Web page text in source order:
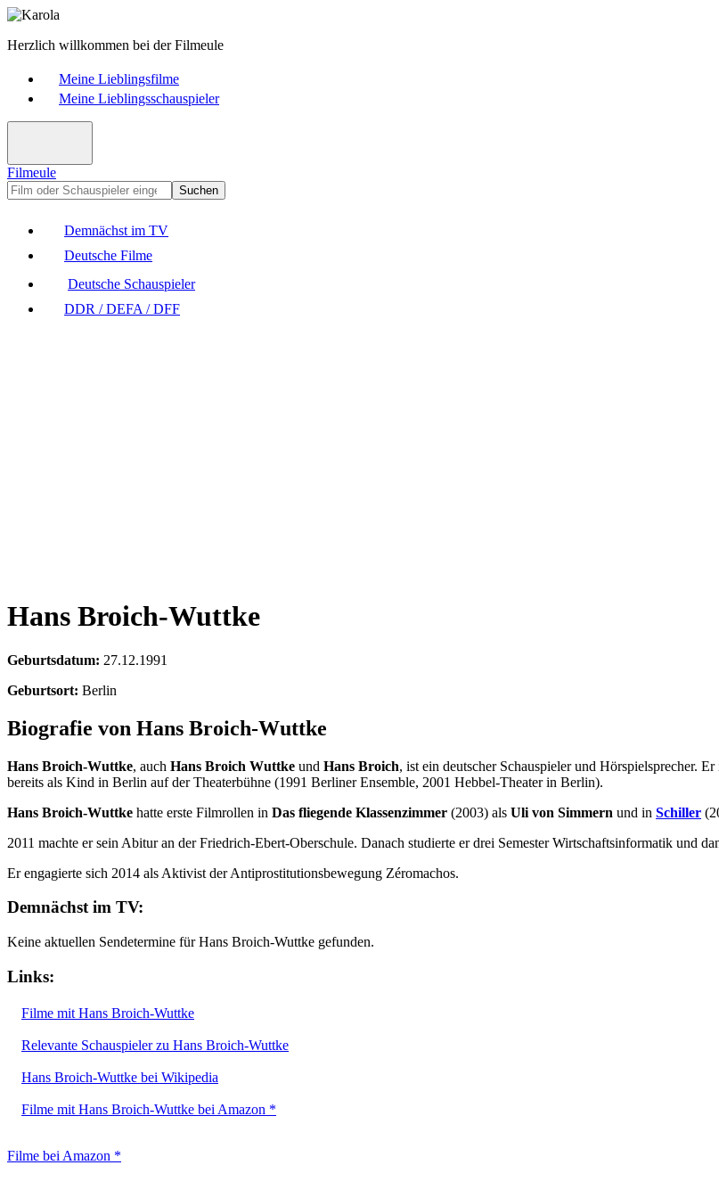
Herzlich willkommen bei der Filmeule
Meine Lieblingsfilme
Meine Lieblingsschauspieler
Filmeule
Suchen
Demnächst im TV
Deutsche Filme
Deutsche Schauspieler
DDR / DEFA / DFF
Hans Broich-Wuttke
Geburtsdatum: 27.12.1991
Geburtsort: Berlin
Biografie von Hans Broich-Wuttke
Hans Broich-Wuttke, auch Hans Broich Wuttke und Hans Broich, ist ein deutscher Schauspieler und Hörspielsprecher.
bereits als Kind in Berlin auf der Theaterbühne (1991 Berliner Ensemble, 2001 Hebbel-Theater in Berlin).
Hans Broich-Wuttke hatte erste Filmrollen in Das fliegende Klassenzimmer (2003) als Uli von Simmern und in Schiller
2011 machte er sein Abitur an der Friedrich-Ebert-Oberschule. Danach studierte er drei Semester Wirtschaftsinformatik und
Er engagierte sich 2014 als Aktivist der Antiprostitutionsbewegung Zéromachos.
Demnächst im TV:
Keine aktuellen Sendetermine für Hans Broich-Wuttke gefunden.
Links:
Filme mit Hans Broich-Wuttke
Relevante Schauspieler zu Hans Broich-Wuttke
Hans Broich-Wuttke bei Wikipedia
Filme mit Hans Broich-Wuttke bei Amazon *
Filme bei Amazon *